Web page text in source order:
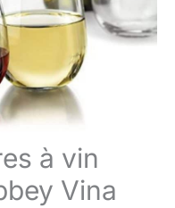
à vin
Vina